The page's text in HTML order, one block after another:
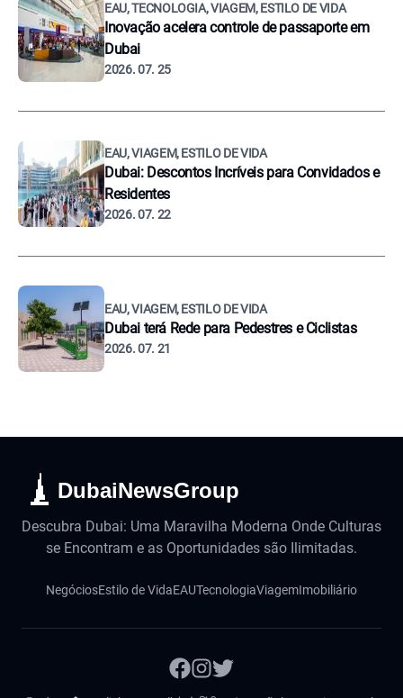
EAU, TECNOLOGIA, VIAGEM, ESTILO DE VIDA
Inovação acelera controle de passaporte em
Dubai
2026. 07. 25
EAU, VIAGEM, ESTILO DE VIDA
Dubai: Descontos Incríveis para Convidados e
Residentes
2026. 07. 22
EAU, VIAGEM, ESTILO DE VIDA
Dubai terá Rede para Pedestres e Ciclistas
2026. 07. 21
DubaiNewsGroup
Descubra Dubai: Uma Maravilha Moderna Onde Culturas
se Encontram e as Oportunidades são Ilimitadas.
NegóciosEstilo de VidaEAUTecnologiaViagemImobiliário